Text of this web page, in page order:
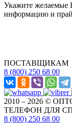
Укажите желаемые
информацию и
ПОСТАВЩИКАМ
8 (800) 250 68 00
2010 – 2026 ©
ТЕЛЕФОН ДЛЯ
8 (800) 250 68 00